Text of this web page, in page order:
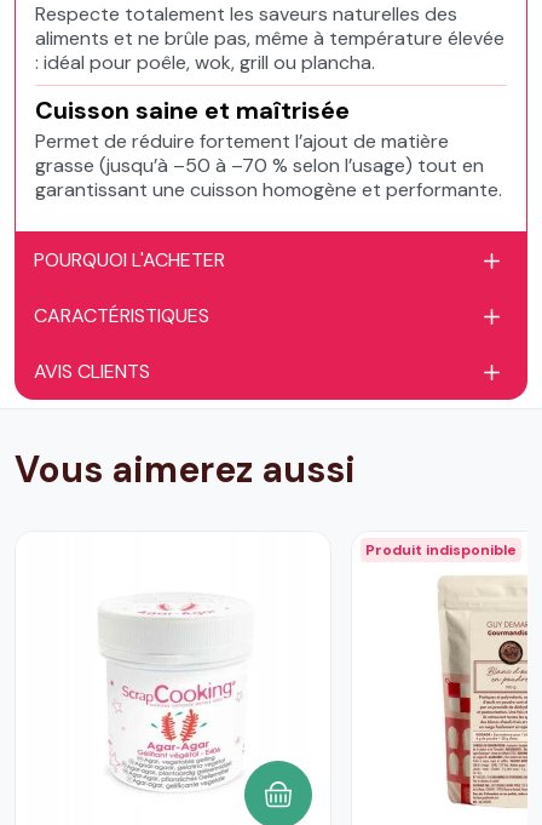
Respecte totalement les saveurs naturelles des
aliments et ne brûle pas, même à température élevée
: idéal pour poêle, wok, grill ou plancha.
Cuisson saine et maîtrisée
Permet de réduire fortement l’ajout de matière
grasse (jusqu’à –50 à –70 % selon l’usage) tout en
garantissant une cuisson homogène et performante.
POURQUOI L'ACHETER
CARACTÉRISTIQUES
AVIS CLIENTS
Vous aimerez aussi
AJOUTER AU PANIER
Produit indisponible